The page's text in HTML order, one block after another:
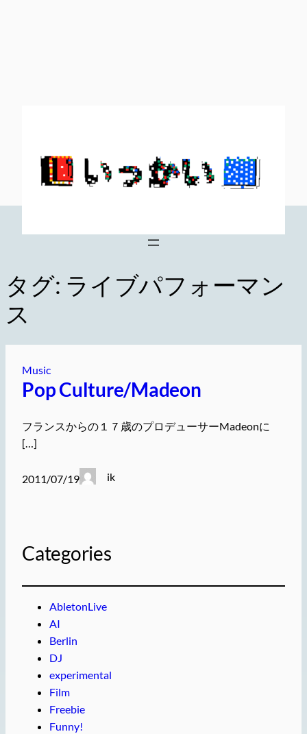
タグ: ライブパフォーマン
ス
Music
Pop Culture/Madeon
フランスからの１７歳のプロデューサーMadeonに
[…]
2011/07/19 ik
Categories
AbletonLive
AI
Berlin
DJ
experimental
Film
Freebie
Funny!